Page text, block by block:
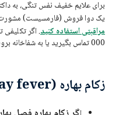
برای علایم خفیف نفس تنگی، به
یک دوا فروش (فارمسیست) مشورت
مراقبتی استفاده کنید. اگر تکلیفی
000 تماس بگیرید یا به شفاخانه بروید.
زکام بهاره (Hay fever)